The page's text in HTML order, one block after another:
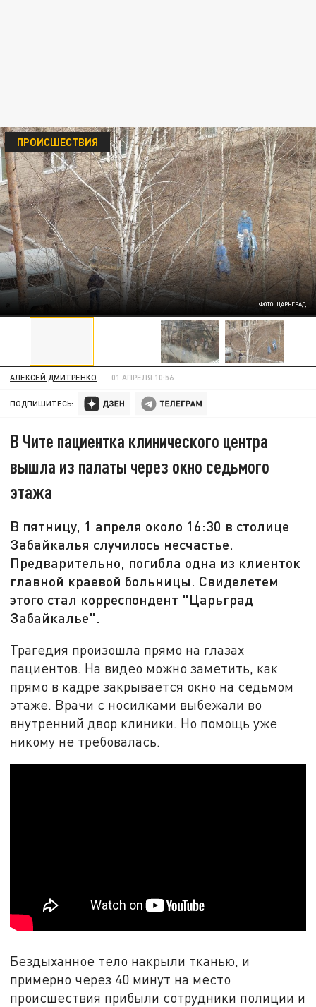
ФОТО: ЦАРЬГРАД
ПРОИСШЕСТВИЯ
АЛЕКСЕЙ ДМИТРЕНКО 01 АПРЕЛЯ 10:56
ПОДПИШИТЕСЬ:
В Чите пациентка клинического центра
вышла из палаты через окно седьмого
этажа
В пятницу, 1 апреля около 16:30 в столице
Забайкалья случилось несчастье.
Предварительно, погибла одна из клиенток
главной краевой больницы. Свиделетем
этого стал корреспондент "Царьград
Забайкалье".
Трагедия произошла прямо на глазах
пациентов. На видео можно заметить, как
прямо в кадре закрывается окно на седьмом
этаже. Врачи с носилками выбежали во
внутренний двор клиники. Но помощь уже
никому не требовалась.
Бездыханное тело накрыли тканью, и
примерно через 40 минут на место
происшествия прибыли сотрудники полиции и